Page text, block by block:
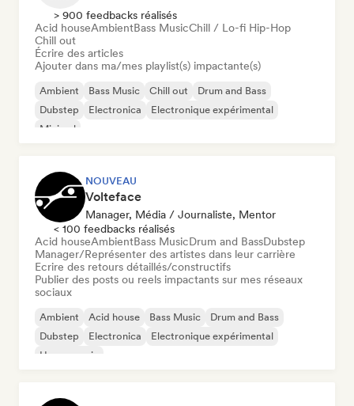
> 900 feedbacks réalisés
Acid houseAmbientBass MusicChill / Lo-fi Hip-Hop
Chill out
Écrire des articles
Ajouter dans ma/mes playlist(s) impactante(s)
Ambient Bass Music Chill out
Drum and Bass
Dubstep
Electronica
Electronique expérimental
Minimal
NOUVEAU
Volteface
Manager, Média / Journaliste, Mentor
< 100 feedbacks réalisés
Acid houseAmbientBass MusicDrum and BassDubstep
Manager/Représenter des artistes dans leur carrière
Ecrire des retours détaillés/constructifs
Publier des posts ou reels impactants sur mes réseaux
sociaux
Ambient Acid house Bass Music
Drum and Bass
Dubstep
Electronica
Electronique expérimental
House music